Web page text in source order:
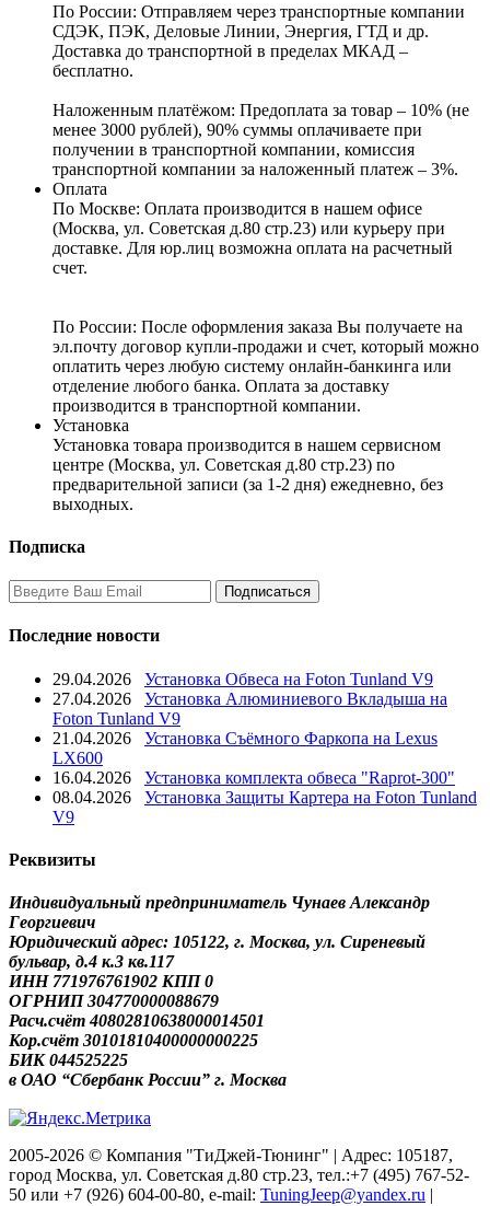
По России: Отправляем через транспортные компании
СДЭК, ПЭК, Деловые Линии, Энергия, ГТД и др.
Доставка до транспортной в пределах МКАД –
бесплатно.
Наложенным платёжом: Предоплата за товар – 10% (не
менее 3000 рублей), 90% суммы оплачиваете при
получении в транспортной компании, комиссия
транспортной компании за наложенный платеж – 3%.
Оплата
По Москве: Оплата производится в нашем офисе
(Москва, ул. Советская д.80 стр.23) или курьеру при
доставке. Для юр.лиц возможна оплата на расчетный
счет.
По России: После оформления заказа Вы получаете на
эл.почту договор купли-продажи и счет, который можно
оплатить через любую систему онлайн-банкинга или
отделение любого банка. Оплата за доставку
производится в транспортной компании.
Установка
Установка товара производится в нашем сервисном
центре (Москва, ул. Советская д.80 стр.23) по
предварительной записи (за 1-2 дня) ежедневно, без
выходных.
Подписка
Последние новости
29.04.2026
Установка Обвеса на Foton Tunland V9
27.04.2026
Установка Алюминиевого Вкладыша на
Foton Tunland V9
21.04.2026
Установка Съёмного Фаркопа на Lexus
LX600
16.04.2026
Установка комплекта обвеса "Raprot-300"
08.04.2026
Установка Защиты Картера на Foton Tunland
V9
Реквизиты
Индивидуальный предприниматель Чунаев Александр
Георгиевич
Юридический адрес: 105122, г. Москва, ул. Сиреневый
бульвар, д.4 к.3 кв.117
ИНН 771976761902 КПП 0
ОГРНИП 304770000088679
Расч.счёт 40802810638000014501
Кор.счёт 30101810400000000225
БИК 044525225
в ОАО “Сбербанк России” г. Москва
2005-2026 © Компания "ТиДжей-Тюнинг" | Адрес: 105187,
город Москва, ул. Советская д.80 стр.23, тел.:+7 (495) 767-52-
50 или +7 (926) 604-00-80, e-mail: TuningJeep@yandex.ru |